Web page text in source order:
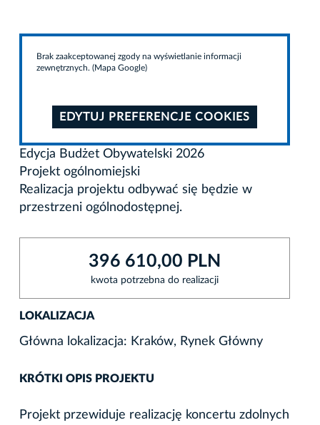
Brak zaakceptowanej zgody na wyświetlanie informacji
zewnętrznych. (Mapa Google)
EDYTUJ PREFERENCJE COOKIES
Edycja Budżet Obywatelski 2026
Projekt ogólnomiejski
Realizacja projektu odbywać się będzie w
przestrzeni ogólnodostępnej.
396 610,00 PLN
kwota potrzebna do realizacji
LOKALIZACJA
Główna lokalizacja: Kraków, Rynek Główny
KRÓTKI OPIS PROJEKTU
Projekt przewiduje realizację koncertu zdolnych